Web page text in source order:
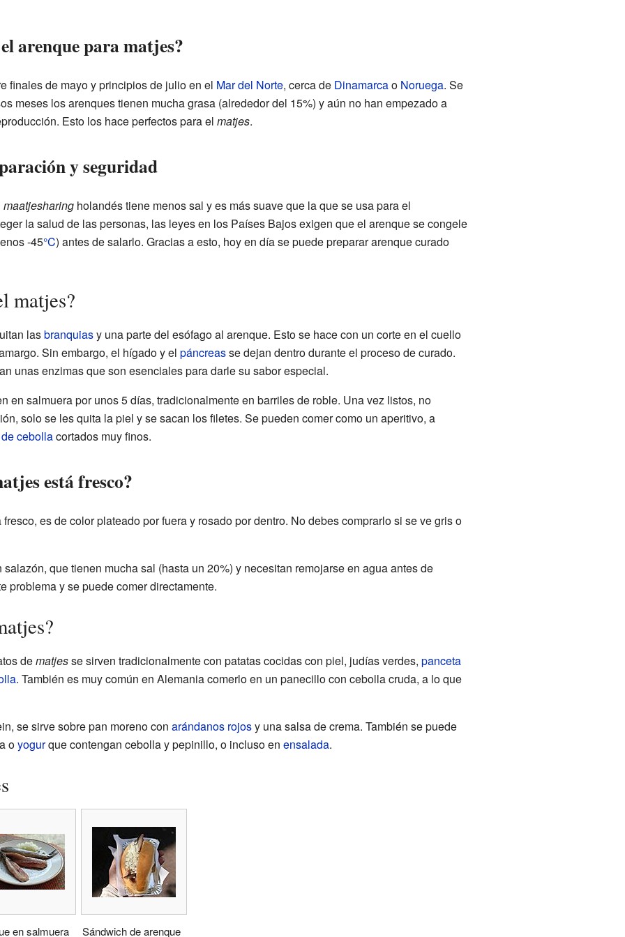
arenque para matjes?
finales de mayo y principios de julio en el Mar del Norte, cerca de Dinamarcao Noruega. Se
meses los arenques tienen mucha grasa (alrededor del 15%) y aún no han empezado a
Esto los hace perfectos para el matjes.
y seguridad
maatjesharingholandés tiene menos sal y es más suave que la que se usa para el
la salud de las personas, las leyes en los Países Bajos exigen que el arenque se congele
-45°C) antes de salarlo. Gracias a esto, hoy en día se puede preparar arenque curado
matjes?
lasbranquiasy una parte del esófago al arenque. Esto se hace con un corte en el cuello
Sin embargo, el hígado y el páncreasse dejan dentro durante el proceso de curado.
unas enzimas que son esenciales para darle su sabor especial.
en salmuera por unos 5 días, tradicionalmente en barriles de roble. Una vez listos, no
solo se les quita la piel y se sacan los filetes. Se pueden comer como un aperitivo, a
cebollacortados muy finos.
está fresco?
es de color plateado por fuera y rosado por dentro. No debes comprarlo si se ve gris o
que tienen mucha sal (hasta un 20%) y necesitan remojarse en agua antes de
problema y se puede comer directamente.
dematjesse sirven tradicionalmente con patatas cocidas con piel, judías verdes, panceta
. También es muy común en Alemania comerlo en un panecillo con cebolla cruda, a lo que
se sirve sobre pan moreno con arándanos rojosy una salsa de crema. También se puede
oyogurque contengan cebolla y pepinillo, o incluso en ensalada.
en salmuera Sándwich de arenque